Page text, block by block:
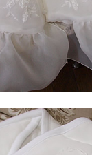
】ダッフィーとシ
豪華レースのミ
】バッグ＆ポーチ